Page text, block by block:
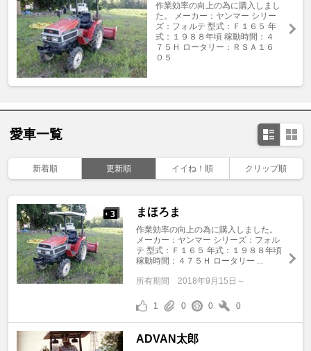
作業効率の向上の為に購入しまし
た。 メーカー：ヤンマー シリー
ズ：フォルテ 型式：Ｆ１６５ 年
式：１９８８年頃 稼動時間：４
７５Ｈ ロータリー：ＲＳＡ１６
０５
愛車一覧
新着順 更新順 イイね！順 クリップ順
+ 3 まほろま
作業効率の向上の為に購入しました。
メーカー：ヤンマー シリーズ：フォル
テ 型式：Ｆ１６５ 年式：１９８８年頃
稼動時間：４７５Ｈ ロータリー ...
所有期間 2018年9月15日～
1 0 0 0
ADVAN太郎